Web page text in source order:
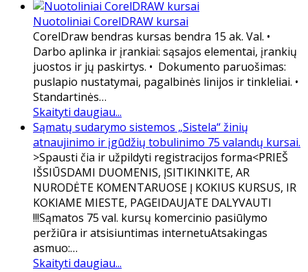
Nuotoliniai CorelDRAW kursai
CorelDraw bendras kursas bendra 15 ak. Val. •
Darbo aplinka ir įrankiai: sąsajos elementai, įrankių
juostos ir jų paskirtys. • Dokumento paruošimas:
puslapio nustatymai, pagalbinės linijos ir tinkleliai. •
Standartinės…
Skaityti daugiau...
Sąmatų sudarymo sistemos „Sistela“ žinių
atnaujinimo ir įgūdžių tobulinimo 75 valandų kursai.
​>Spausti čia ir užpildyti registracijos forma<PRIEŠ
IŠSIŪSDAMI DUOMENIS, ĮSITIKINKITE, AR
NURODĖTE KOMENTARUOSE Į KOKIUS KURSUS, IR
KOKIAME MIESTE, PAGEIDAUJATE DALYVAUTI
!!!Sąmatos 75 val. kursų komercinio pasiūlymo
peržiūra ir atsisiuntimas internetuAtsakingas
asmuo:…
Skaityti daugiau...